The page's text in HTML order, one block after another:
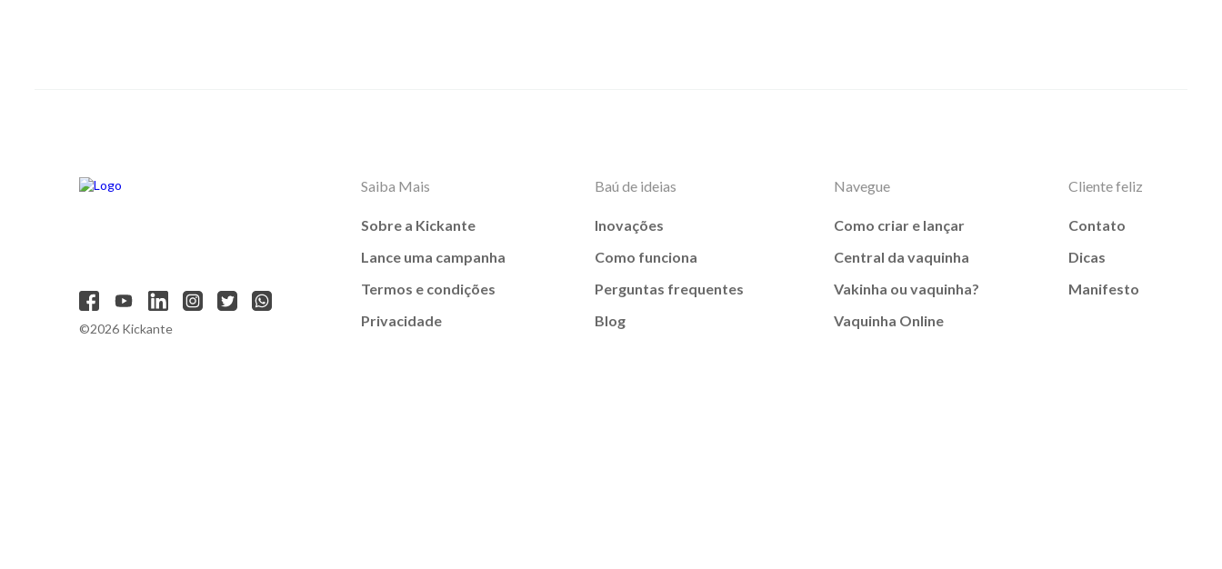
©2026 Kickante
Saiba Mais
Sobre a Kickante
Lance uma campanha
Termos e condições
Privacidade
Baú de ideias
Inovações
Como funciona
Perguntas frequentes
Blog
Navegue
Como criar e lançar
Central da vaquinha
Vakinha ou vaquinha?
Vaquinha Online
Cliente feliz
Contato
Dicas
Manifesto